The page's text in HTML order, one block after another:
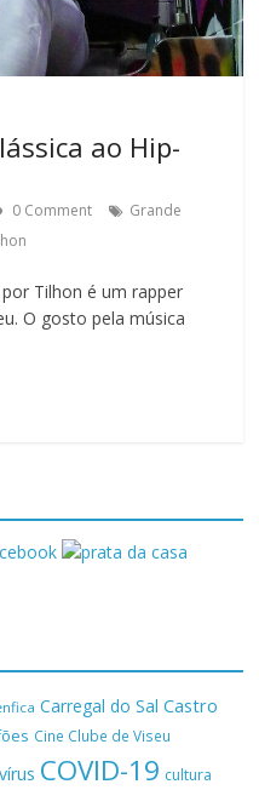
ao Hip-
0 Comment
Grande
Tilhon é um rapper
O gosto pela música
Carregal do Sal Castro
Cine Clube de Viseu
COVID-19 cultura